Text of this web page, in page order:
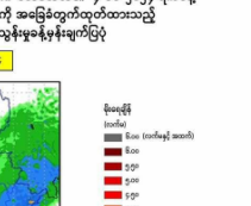
လေဝသသတင်းအဖြစ်
ောင့် လာမည့် နိုဝင်ဘာ ၆
ည်တော်၊ မကွေးတိုင်း၊
၊ ရခိုင်ပြည်နယ်၊
န်ပြည်နယ်တို့တွင် နေရာစိပ်စိ
န်းနိုင်ကြောင်း မိုးဇလက